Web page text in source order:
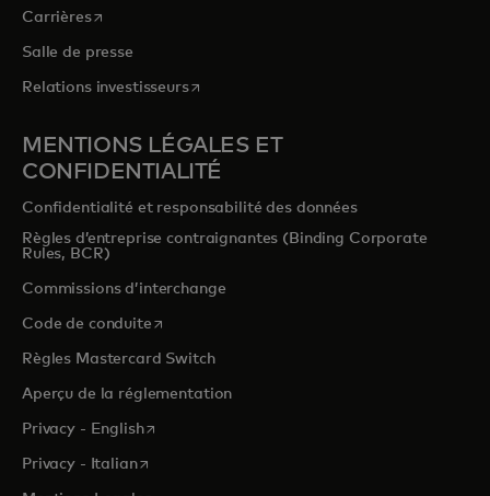
Carrièress’ouvre dans un nouvel onglet
Salle de presse
Relations investisseurss’ouvre dans un nouvel onglet
MENTIONS LÉGALES ET
CONFIDENTIALITÉ
Confidentialité et responsabilité des données
Règles d’entreprise contraignantes (Binding Corporate
Rules, BCR)
Commissions d’interchange
Code de conduites’ouvre dans un nouvel onglet
Règles Mastercard Switch
Aperçu de la réglementation
Privacy - Englishs’ouvre dans un nouvel onglet
Privacy - Italians’ouvre dans un nouvel onglet